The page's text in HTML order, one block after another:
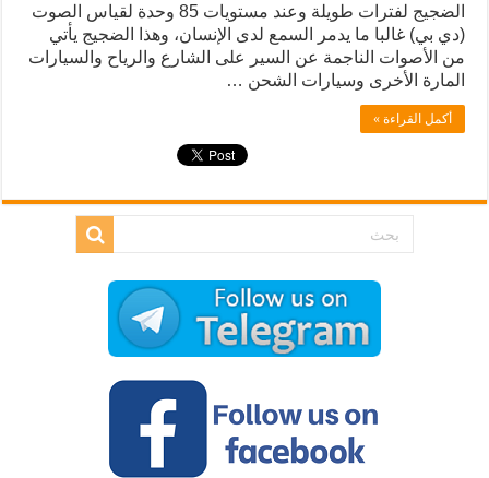
الضجيج لفترات طويلة وعند مستويات 85 وحدة لقياس الصوت
(دي بي) غالبا ما يدمر السمع لدى الإنسان، وهذا الضجيج يأتي
من الأصوات الناجمة عن السير على الشارع والرياح والسيارات
المارة الأخرى وسيارات الشحن …
أكمل القراءة »